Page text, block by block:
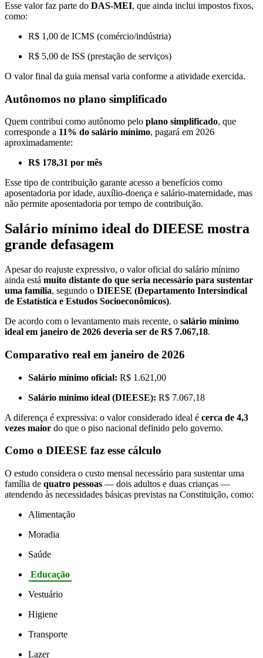
Esse valor faz parte do DAS-MEI, que ainda inclui impostos fixos,
como:
R$ 1,00 de ICMS (comércio/indústria)
R$ 5,00 de ISS (prestação de serviços)
O valor final da guia mensal varia conforme a atividade exercida.
Autônomos no plano simplificado
Quem contribui como autônomo pelo plano simplificado, que
corresponde a 11% do salário mínimo, pagará em 2026
aproximadamente:
R$ 178,31 por mês
Esse tipo de contribuição garante acesso a benefícios como
aposentadoria por idade, auxílio-doença e salário-maternidade, mas
não permite aposentadoria por tempo de contribuição.
Salário mínimo ideal do DIEESE mostra
grande defasagem
Apesar do reajuste expressivo, o valor oficial do salário mínimo
ainda está muito distante do que seria necessário para sustentar
uma família, segundo o DIEESE (Departamento Intersindical
de Estatística e Estudos Socioeconômicos).
De acordo com o levantamento mais recente, o salário mínimo
ideal em janeiro de 2026 deveria ser de R$ 7.067,18.
Comparativo real em janeiro de 2026
Salário mínimo oficial: R$ 1.621,00
Salário mínimo ideal (DIEESE): R$ 7.067,18
A diferença é expressiva: o valor considerado ideal é cerca de 4,3
vezes maior do que o piso nacional definido pelo governo.
Como o DIEESE faz esse cálculo
O estudo considera o custo mensal necessário para sustentar uma
família de quatro pessoas — dois adultos e duas crianças —
atendendo às necessidades básicas previstas na Constituição, como:
Alimentação
Moradia
Saúde
Educação
Vestuário
Higiene
Transporte
Lazer